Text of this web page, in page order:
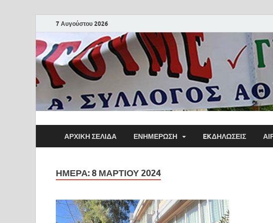
7 Αυγούστου 2026
ΑΡΧΙΚΗ ΣΕΛΙΔΑ ΕΝΗΜΕΡΩΣΗ EKΔΗΛΩΣΕΙΣ
ΗΜΈΡΑ:8 ΜΑΡΤΊΟΥ 2024